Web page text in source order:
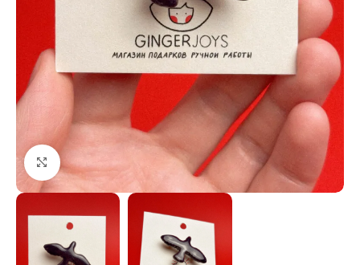
Нажмите, чтобы увеличить изображение